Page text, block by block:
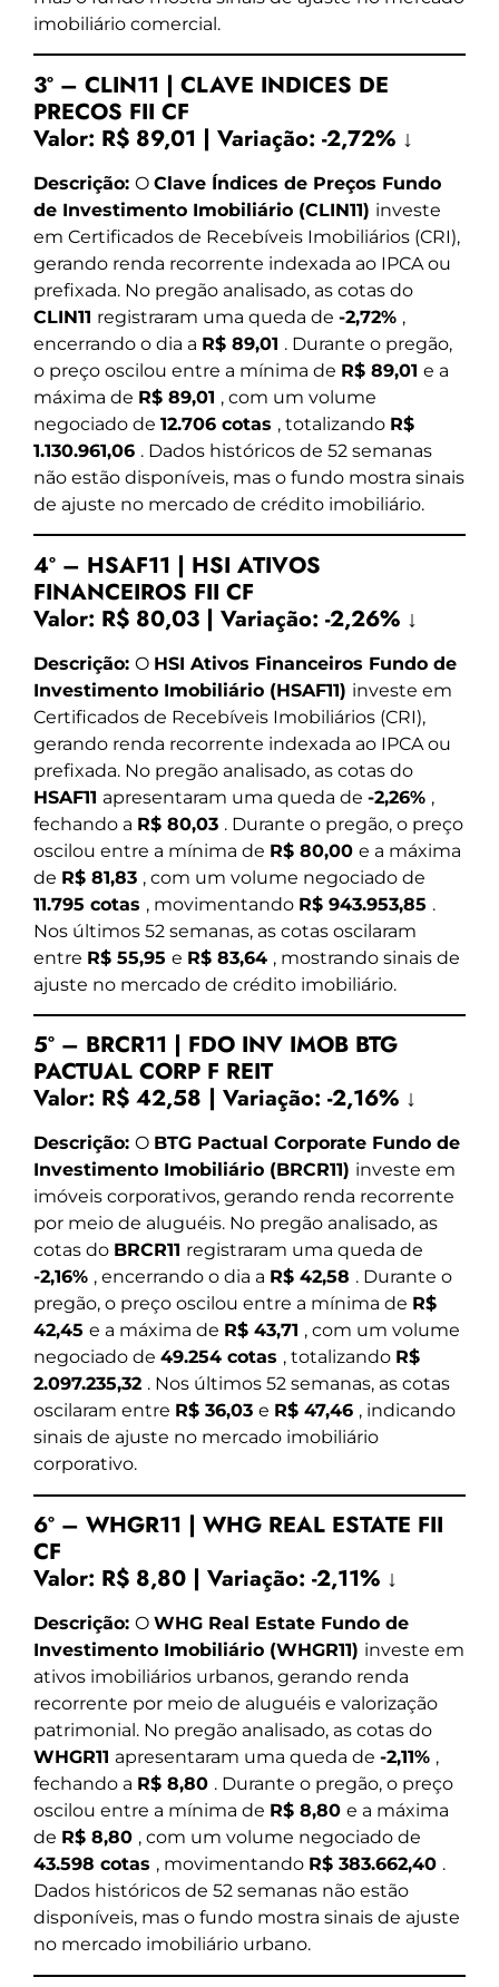
imobiliário comercial.
3º – CLIN11 | CLAVE INDICES DE
PRECOS FII CF
Valor: R$ 89,01 | Variação: -2,72% ↓
Descrição: O Clave Índices de Preços Fundo
de Investimento Imobiliário (CLIN11) investe
em Certificados de Recebíveis Imobiliários (CRI),
gerando renda recorrente indexada ao IPCA ou
prefixada. No pregão analisado, as cotas do
CLIN11 registraram uma queda de -2,72% ,
encerrando o dia a R$ 89,01 . Durante o pregão,
o preço oscilou entre a mínima de R$ 89,01 e a
máxima de R$ 89,01 , com um volume
negociado de 12.706 cotas , totalizando R$
1.130.961,06 . Dados históricos de 52 semanas
não estão disponíveis, mas o fundo mostra sinais
de ajuste no mercado de crédito imobiliário.
4º – HSAF11 | HSI ATIVOS
FINANCEIROS FII CF
Valor: R$ 80,03 | Variação: -2,26% ↓
Descrição: O HSI Ativos Financeiros Fundo de
Investimento Imobiliário (HSAF11) investe em
Certificados de Recebíveis Imobiliários (CRI),
gerando renda recorrente indexada ao IPCA ou
prefixada. No pregão analisado, as cotas do
HSAF11 apresentaram uma queda de -2,26% ,
fechando a R$ 80,03 . Durante o pregão, o preço
oscilou entre a mínima de R$ 80,00 e a máxima
de R$ 81,83 , com um volume negociado de
11.795 cotas , movimentando R$ 943.953,85 .
Nos últimos 52 semanas, as cotas oscilaram
entre R$ 55,95 e R$ 83,64 , mostrando sinais de
ajuste no mercado de crédito imobiliário.
5º – BRCR11 | FDO INV IMOB BTG
PACTUAL CORP F REIT
Valor: R$ 42,58 | Variação: -2,16% ↓
Descrição: O BTG Pactual Corporate Fundo de
Investimento Imobiliário (BRCR11) investe em
imóveis corporativos, gerando renda recorrente
por meio de aluguéis. No pregão analisado, as
cotas do BRCR11 registraram uma queda de
-2,16% , encerrando o dia a R$ 42,58 . Durante o
pregão, o preço oscilou entre a mínima de R$
42,45 e a máxima de R$ 43,71 , com um volume
negociado de 49.254 cotas , totalizando R$
2.097.235,32 . Nos últimos 52 semanas, as cotas
oscilaram entre R$ 36,03 e R$ 47,46 , indicando
sinais de ajuste no mercado imobiliário
corporativo.
6º – WHGR11 | WHG REAL ESTATE FII
CF
Valor: R$ 8,80 | Variação: -2,11% ↓
Descrição: O WHG Real Estate Fundo de
Investimento Imobiliário (WHGR11) investe em
ativos imobiliários urbanos, gerando renda
recorrente por meio de aluguéis e valorização
patrimonial. No pregão analisado, as cotas do
WHGR11 apresentaram uma queda de -2,11% ,
fechando a R$ 8,80 . Durante o pregão, o preço
oscilou entre a mínima de R$ 8,80 e a máxima
de R$ 8,80 , com um volume negociado de
43.598 cotas , movimentando R$ 383.662,40 .
Dados históricos de 52 semanas não estão
disponíveis, mas o fundo mostra sinais de ajuste
no mercado imobiliário urbano.